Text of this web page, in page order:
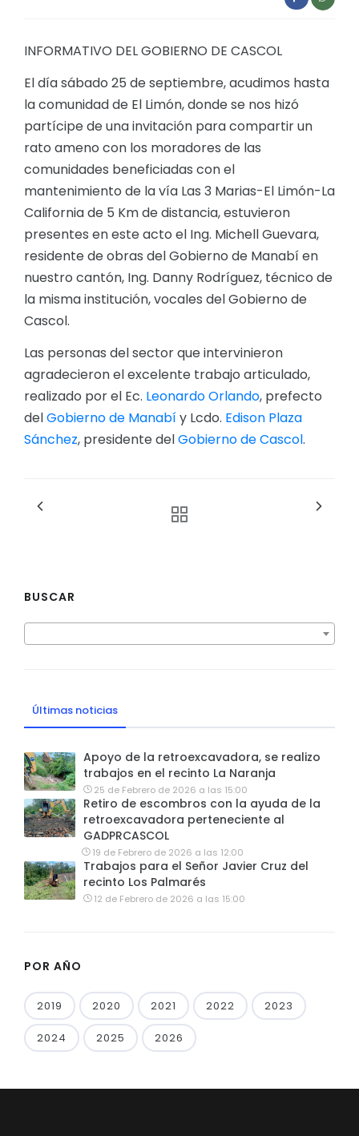
GESTIÓN ADMINISTRATIVA
Plan de desarrollo y Ordenamiento Territorial -
Plan Anual Contratación - PAC
Plan Operativo Anual - POA
Convenios Institucionales
PRESUPUESTO: EJECUCIÓN Y REPORTES
Cédulas presupuestarias y balances
Procesos de contratación
Ejecución Presupuestaria
Obras y proyectos
INFORMATIVO DEL GOBIERNO DE CASCOL
El día sábado 25 de septiembre, acudimos hasta
la comunidad de El Limón, donde se nos hizó
partícipe de una invitación para compartir un
rato ameno con los moradores de las
comunidades beneficiadas con el
mantenimiento de la vía Las 3 Marias-El Limón-La
California de 5 Km de distancia, estuvieron
presentes en este acto el Ing. Michell Guevara,
residente de obras del Gobierno de Manabí en
nuestro cantón, Ing. Danny Rodríguez, técnico de
la misma institución, vocales del Gobierno de
Cascol.
Las personas del sector que intervinieron
agradecieron el excelente trabajo articulado,
realizado por el Ec. Leonardo Orlando, prefecto
delGobierno de Manabíy Lcdo. Edison Plaza
Sánchez, presidente delGobierno de Cascol.
BUSCAR
Últimas noticias
Apoyo de la retroexcavadora, se realizo
trabajos en el recinto La Naranja
25 de Febrero de 2026 a las 15:00
Retiro de escombros con la ayuda de la
retroexcavadora perteneciente al
GADPRCASCOL
19 de Febrero de 2026 a las 12:00
Trabajos para el Señor Javier Cruz del
recinto Los Palmarés
12 de Febrero de 2026 a las 15:00
POR AÑO
2019 2020 2021 2022 2023
2024 2025 2026